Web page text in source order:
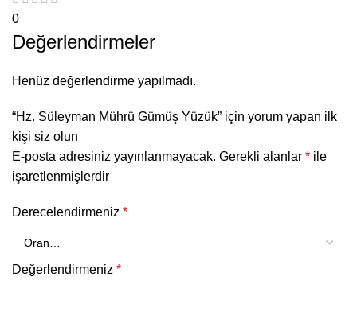
0
Değerlendirmeler
Henüz değerlendirme yapılmadı.
“Hz. Süleyman Mührü Gümüş Yüzük” için yorum yapan ilk
kişi siz olun
E-posta adresiniz yayınlanmayacak. Gerekli alanlar * ile
işaretlenmişlerdir
Derecelendirmeniz *
Değerlendirmeniz *